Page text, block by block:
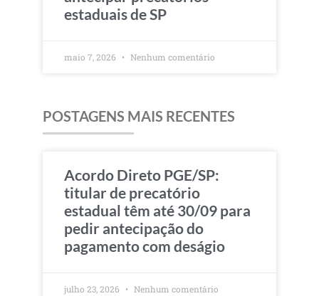
estaduais de SP
maio 7, 2026 Nenhum comentário
POSTAGENS MAIS RECENTES
Acordo Direto PGE/SP:
titular de precatório
estadual têm até 30/09 para
pedir antecipação do
pagamento com deságio
julho 23, 2026 Nenhum comentário